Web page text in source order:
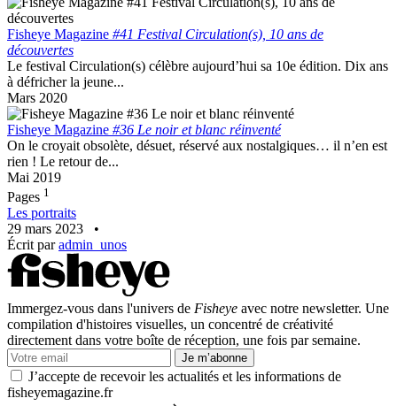
Fisheye Magazine #41 Festival Circulation(s), 10 ans de
découvertes
Le festival Circulation(s) célèbre aujourd’hui sa 10e édition. Dix ans
à défricher la jeune...
Mars 2020
Fisheye Magazine #36 Le noir et blanc réinventé
On le croyait obsolète, désuet, réservé aux nostalgiques… il n’en est
rien ! Le retour de...
Mai 2019
Pages 1
Les portraits
29 mars 2023
•
Écrit paradmin_unos
Immergez-vous dans l'univers de Fisheye avec notre newsletter. Une
compilation d'histoires visuelles, un concentré de créativité
directement dans votre boîte de réception, une fois par semaine.
Je m’abonne
J’accepte de recevoir les actualités et les informations de
fisheyemagazine.fr